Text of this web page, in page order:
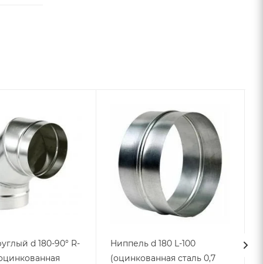
d 180-90° R-
Ниппель d 180 L-100
(оцинкованная сталь 0,7